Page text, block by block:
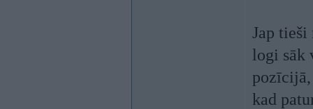
Jap tieši
logi sāk
pozīcijā,
kad